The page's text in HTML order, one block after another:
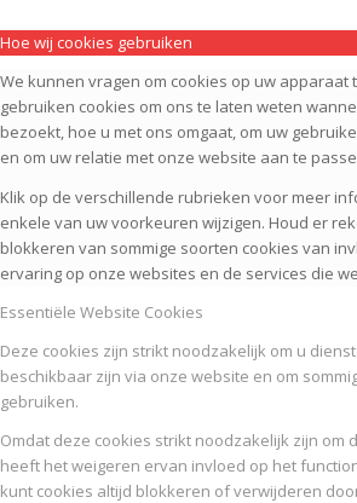
Hoe wij cookies gebruiken
We kunnen vragen om cookies op uw apparaat
gebruiken cookies om ons te laten weten
bezoekt, hoe u met ons omgaat, om uw
en om uw relatie met onze website aan te
Klik op de verschillende rubrieken voor meer
enkele van uw voorkeuren wijzigen. Houd er
blokkeren van sommige soorten cookies van
ervaring op onze websites en de services die
Essentiële Website Cookies
Deze cookies zijn strikt noodzakelijk om u
beschikbaar zijn via onze website en om
gebruiken.
Omdat deze cookies strikt noodzakelijk zijn om
heeft het weigeren ervan invloed op het
kunt cookies altijd blokkeren of verwijderen